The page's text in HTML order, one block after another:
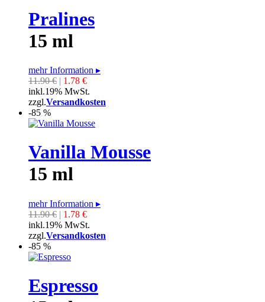
Pralines
15 ml
mehr Information ▸
11.90 € | 1.78 €
inkl.19% MwSt.
zzgl.Versandkosten
-85 %
Vanilla Mousse
15 ml
mehr Information ▸
11.90 € | 1.78 €
inkl.19% MwSt.
zzgl.Versandkosten
-85 %
Espresso